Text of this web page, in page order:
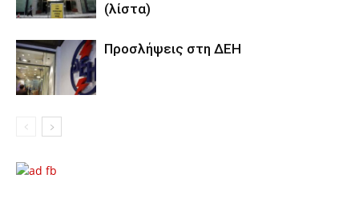
(λίστα)
Προσλήψεις στη ΔΕΗ